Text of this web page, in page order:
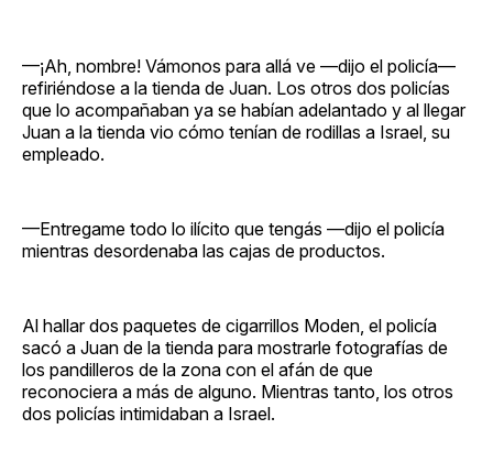
—¡Ah, nombre! Vámonos para allá ve —dijo el policía—
refiriéndose a la tienda de Juan. Los otros dos policías
que lo acompañaban ya se habían adelantado y al llegar
Juan a la tienda vio cómo tenían de rodillas a Israel, su
empleado.
—Entregame todo lo ilícito que tengás —dijo el policía
mientras desordenaba las cajas de productos.
Al hallar dos paquetes de cigarrillos Moden, el policía
sacó a Juan de la tienda para mostrarle fotografías de
los pandilleros de la zona con el afán de que
reconociera a más de alguno. Mientras tanto, los otros
dos policías intimidaban a Israel.